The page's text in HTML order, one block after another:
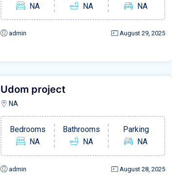
NA
NA
NA
admin August 29, 2025
Udom project
NA
Bedrooms
NA
Bathrooms
NA
Parking
NA
admin August 28, 2025